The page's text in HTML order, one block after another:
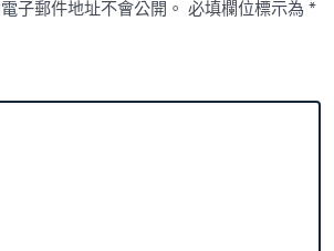
子郵件地址不會公開。 必填欄位標示為*